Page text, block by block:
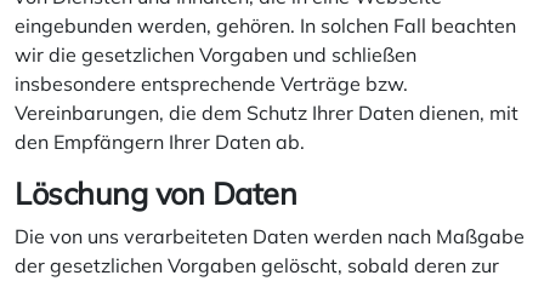
eingebunden werden, gehören. In solchen Fall beachten
wir die gesetzlichen Vorgaben und schließen
insbesondere entsprechende Verträge bzw.
Vereinbarungen, die dem Schutz Ihrer Daten dienen, mit
den Empfängern Ihrer Daten ab.
Löschung von Daten
Die von uns verarbeiteten Daten werden nach Maßgabe
der gesetzlichen Vorgaben gelöscht, sobald deren zur